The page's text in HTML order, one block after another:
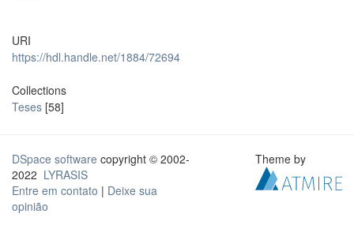
URI
https://hdl.handle.net/1884/72694
Collections
Teses [58]
DSpace software copyright © 2002-
2022 LYRASIS
Entre em contato | Deixe sua
opinião
Theme by